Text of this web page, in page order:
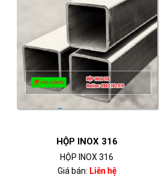
HỘP INOX 316
HỘP INOX 316
Giá bán: Liên hệ